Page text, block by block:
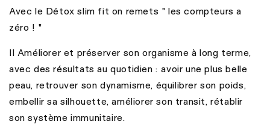
Avec le Détox slim fit on remets " les compteurs a
zéro ! "
Il Améliorer et préserver son organisme à long terme,
avec des résultats au quotidien : avoir une plus belle
peau, retrouver son dynamisme, équilibrer son poids,
embellir sa silhouette, améliorer son transit, rétablir
son système immunitaire.